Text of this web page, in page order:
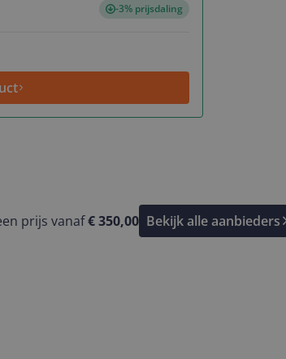
-3% prijsdaling
prijs vanaf€ 350,00 Bekijk alle aanbieders